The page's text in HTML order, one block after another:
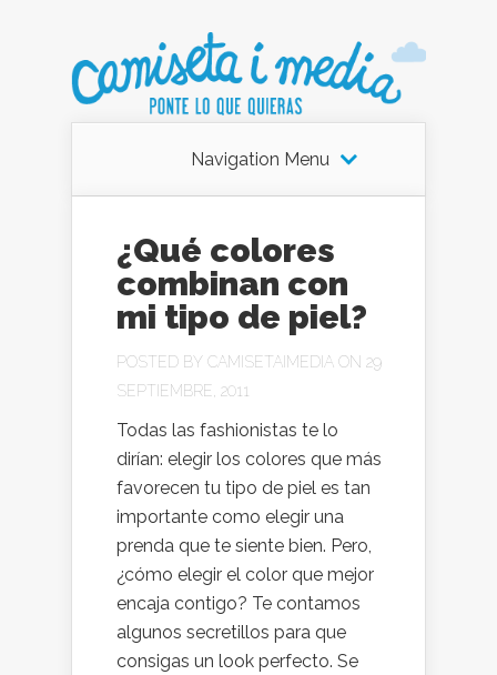
Navigation Menu
¿Qué colores
combinan con
mi tipo de piel?
POSTED BY CAMISETAIMEDIA ON 29
SEPTIEMBRE, 2011
Todas las fashionistas te lo
dirían: elegir los colores que más
favorecen tu tipo de piel es tan
importante como elegir una
prenda que te siente bien. Pero,
¿cómo elegir el color que mejor
encaja contigo? Te contamos
algunos secretillos para que
consigas un look perfecto. Se